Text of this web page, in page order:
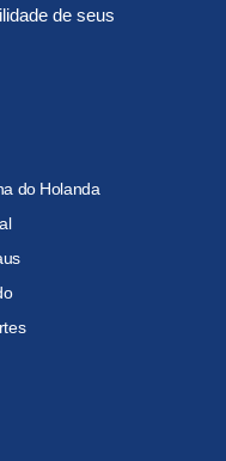
de seus
do Holanda